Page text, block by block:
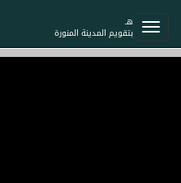
هـ
بتقويم المدينة المنورة